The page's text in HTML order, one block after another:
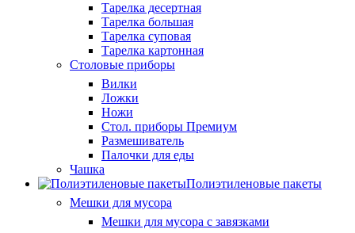
Тарелка десертная
Тарелка большая
Тарелка суповая
Тарелка картонная
Столовые приборы
Вилки
Ложки
Ножи
Стол. приборы Премиум
Размешиватель
Палочки для еды
Чашка
Полиэтиленовые пакеты
Мешки для мусора
Мешки для мусора с завязками